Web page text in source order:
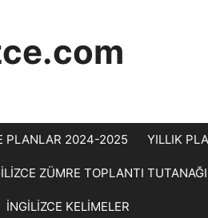
PLANLAR 2024-2025 YILLIK
ZÜMRE TOPLANTI TUTANAĞI
İNGİLİZCE KELİMELER